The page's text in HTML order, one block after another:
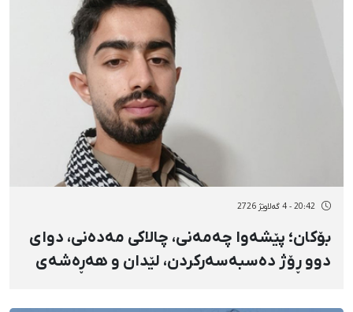
20:42 - 4 گەلاوێژ 2726
بۆکان؛ پێشەوا چەمەنی، چالاکی مەدەنی، دوای
دوو ڕۆژ دەسبەسەرکردن، لێدان و هەڕەشەی